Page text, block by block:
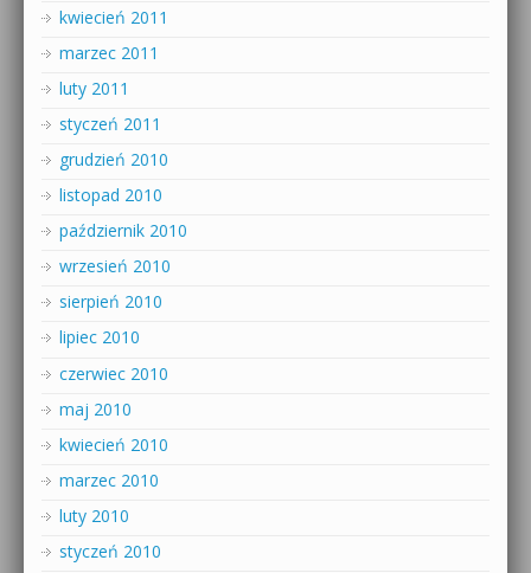
kwiecień 2011
marzec 2011
luty 2011
styczeń 2011
grudzień 2010
listopad 2010
październik 2010
wrzesień 2010
sierpień 2010
lipiec 2010
czerwiec 2010
maj 2010
kwiecień 2010
marzec 2010
luty 2010
styczeń 2010